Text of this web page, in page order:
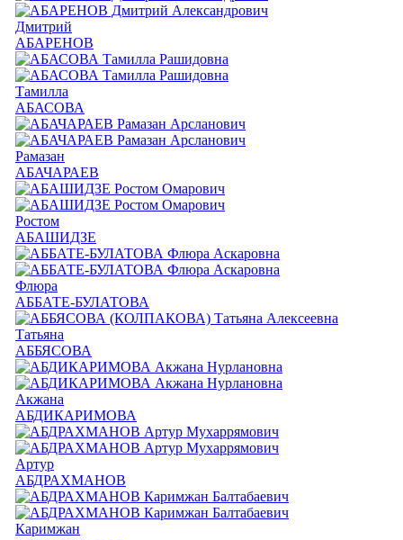
Дмитрий
АБАРЕНОВ
Тамилла
АБАСОВА
Рамазан
АБАЧАРАЕВ
Ростом
АБАШИДЗЕ
Флюра
АББАТЕ-БУЛАТОВА
Татьяна
АББЯСОВА
Акжана
АБДИКАРИМОВА
Артур
АБДРАХМАНОВ
Каримжан